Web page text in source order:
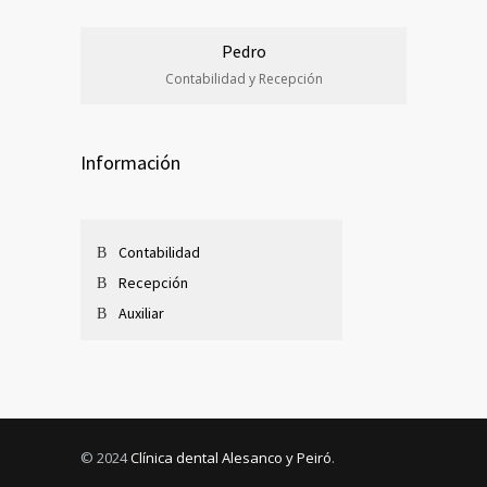
Pedro
Contabilidad y Recepción
Información
Contabilidad
Recepción
Auxiliar
© 2024Clínica dental Alesanco y Peiró.